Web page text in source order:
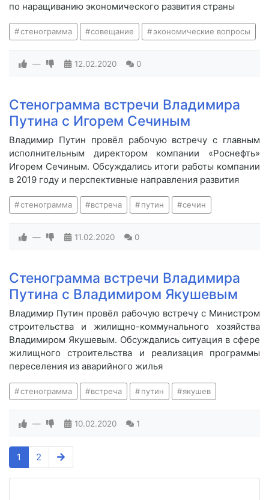
по наращиванию экономического развития страны
стенограмма совещание экономические вопросы
— 12.02.2020 0
Стенограмма встречи Владимира
Путина с Игорем Сечиным
Владимир Путин провёл рабочую встречу с главным
исполнительным директором компании «Роснефть»
Игорем Сечиным. Обсуждались итоги работы компании
в 2019 году и перспективные направления развития
стенограмма встреча путин сечин
— 11.02.2020 0
Стенограмма встречи Владимира
Путина с Владимиром Якушевым
Владимир Путин провёл рабочую встречу с Министром
строительства и жилищно-коммунального хозяйства
Владимиром Якушевым. Обсуждались ситуация в сфере
жилищного строительства и реализация программы
переселения из аварийного жилья
стенограмма встреча путин якушев
— 10.02.2020 1
1 2